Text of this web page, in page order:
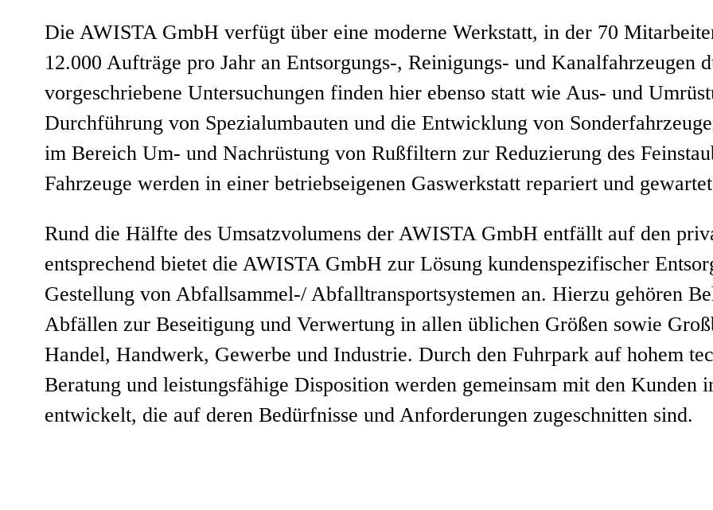
Die AWISTA GmbH verfügt über eine moderne Werkstatt, in der 70
12.000 Aufträge pro Jahr an Entsorgungs-, Reinigungs- und Kanalfahrzeugen
vorgeschriebene Untersuchungen finden hier ebenso statt wie Aus- und
Durchführung von Spezialumbauten und die Entwicklung von
im Bereich Um- und Nachrüstung von Rußfiltern zur Reduzierung des
Fahrzeuge werden in einer betriebseigenen Gaswerkstatt repariert und
Rund die Hälfte des Umsatzvolumens der AWISTA GmbH entfällt auf den
entsprechend bietet die AWISTA GmbH zur Lösung kundenspezifischer
Gestellung von Abfallsammel-/ Abfalltransportsystemen an. Hierzu gehören
Abfällen zur Beseitigung und Verwertung in allen üblichen Größen sowie
Handel, Handwerk, Gewerbe und Industrie. Durch den Fuhrpark auf hohem
Beratung und leistungsfähige Disposition werden gemeinsam mit den
entwickelt, die auf deren Bedürfnisse und Anforderungen zugeschnitten sind.